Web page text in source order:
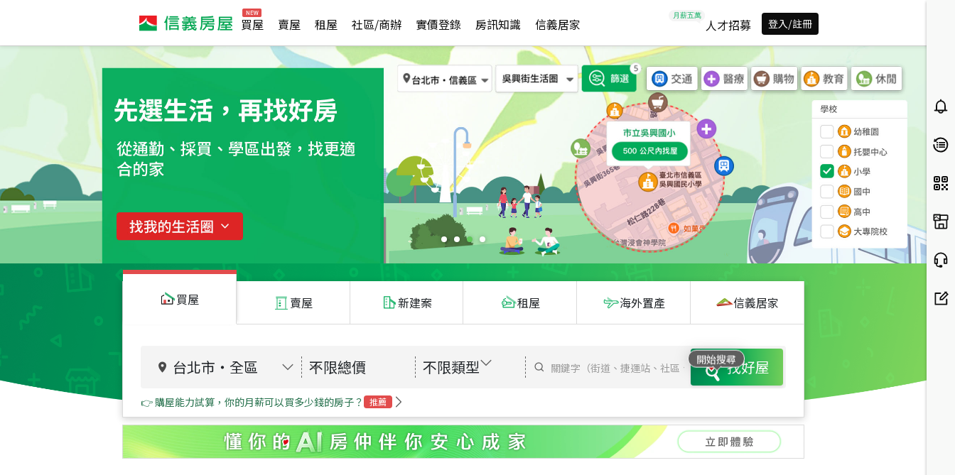
買屋 賣屋 租屋 社區/商辦 實價登錄 房訊知識 信義居家 人才招募 登入/註冊
買屋 賣屋 新建案 租屋 海外置產 信義居家
台北市 ・ 全區 不限總價 不限類型
開始搜尋
找好屋
👉 購屋能力試算，你的月薪可以買多少錢的房子？ 推薦